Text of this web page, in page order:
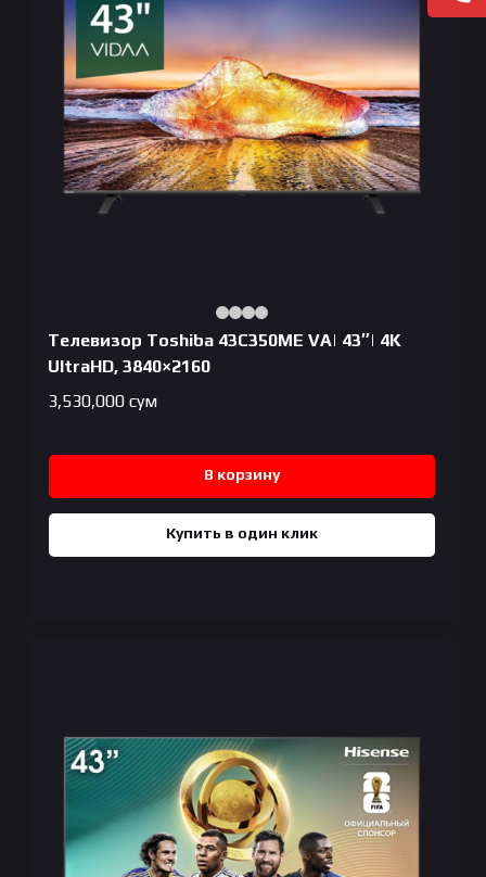
Телевизор Toshiba 43C350ME VA| 43″| 4K
UltraHD, 3840×2160
3,530,000 сум
В корзину
Купить в один клик